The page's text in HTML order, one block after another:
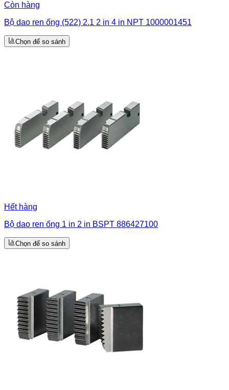
Còn hàng
Bộ dao ren ống (522) 2.1 2 in 4 in NPT 1000001451
Chọn để so sánh
Hết hàng
Bộ dao ren ống 1 in 2 in BSPT 886427100
Chọn để so sánh